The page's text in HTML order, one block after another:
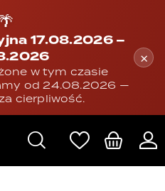
17.08.2026 –
w tym czasie
od 24.08.2026 —
cierpliwość.
×